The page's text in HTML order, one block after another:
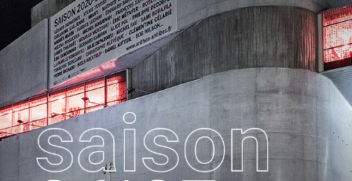
saison 2026-27
éditos
saisons passées
autour des représentations
scolaires et enseignements
partenaires culturels